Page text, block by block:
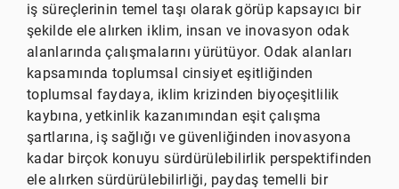
iş süreçlerinin temel taşı olarak görüp kapsayıcı bir
şekilde ele alırken iklim, insan ve inovasyon odak
alanlarında çalışmalarını yürütüyor. Odak alanları
kapsamında toplumsal cinsiyet eşitliğinden
toplumsal faydaya, iklim krizinden biyoçeşitlilik
kaybına, yetkinlik kazanımından eşit çalışma
şartlarına, iş sağlığı ve güvenliğinden inovasyona
kadar birçok konuyu sürdürülebilirlik perspektifinden
ele alırken sürdürülebilirliği, paydaş temelli bir